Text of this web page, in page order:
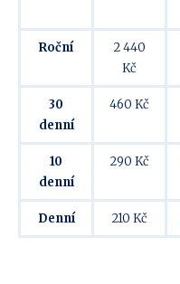
Roční
2 440
Kč
30
denní
460 Kč
10
denní
290 Kč
Denní 210 Kč